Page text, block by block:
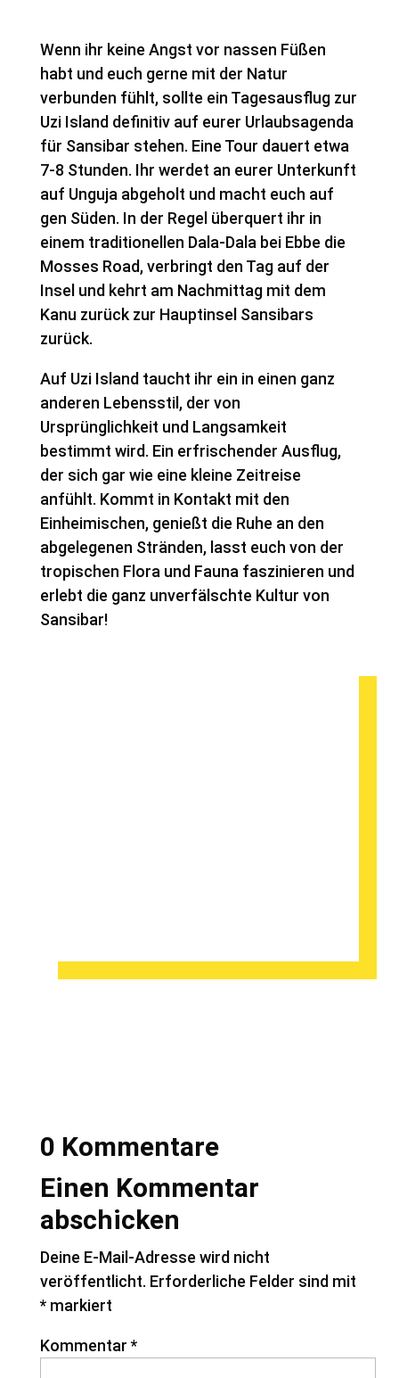
Wenn ihr keine Angst vor nassen Füßen
habt und euch gerne mit der Natur
verbunden fühlt, sollte ein Tagesausflug zur
Uzi Island definitiv auf eurer Urlaubsagenda
für Sansibar stehen. Eine Tour dauert etwa
7-8 Stunden. Ihr werdet an eurer Unterkunft
auf Unguja abgeholt und macht euch auf
gen Süden. In der Regel überquert ihr in
einem traditionellen Dala-Dala bei Ebbe die
Mosses Road, verbringt den Tag auf der
Insel und kehrt am Nachmittag mit dem
Kanu zurück zur Hauptinsel Sansibars
zurück.
Auf Uzi Island taucht ihr ein in einen ganz
anderen Lebensstil, der von
Ursprünglichkeit und Langsamkeit
bestimmt wird. Ein erfrischender Ausflug,
der sich gar wie eine kleine Zeitreise
anfühlt. Kommt in Kontakt mit den
Einheimischen, genießt die Ruhe an den
abgelegenen Stränden, lasst euch von der
tropischen Flora und Fauna faszinieren und
erlebt die ganz unverfälschte Kultur von
Sansibar!
0 Kommentare
Einen Kommentar
abschicken
Deine E-Mail-Adresse wird nicht
veröffentlicht. Erforderliche Felder sind mit
*markiert
Kommentar*